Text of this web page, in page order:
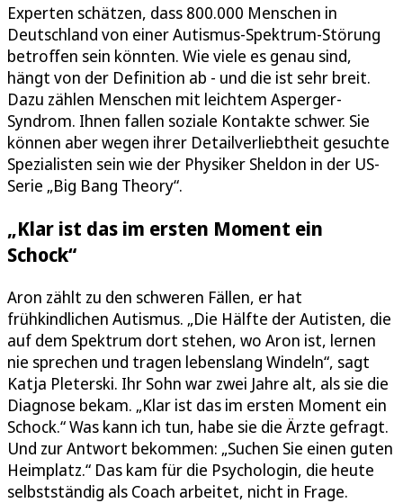
Experten schätzen, dass 800.000 Menschen in
Deutschland von einer Autismus-Spektrum-Störung
betroffen sein könnten. Wie viele es genau sind,
hängt von der Definition ab - und die ist sehr breit.
Dazu zählen Menschen mit leichtem Asperger-
Syndrom. Ihnen fallen soziale Kontakte schwer. Sie
können aber wegen ihrer Detailverliebtheit gesuchte
Spezialisten sein wie der Physiker Sheldon in der US-
Serie „Big Bang Theory“.
„Klar ist das im ersten Moment ein
Schock“
Aron zählt zu den schweren Fällen, er hat
frühkindlichen Autismus. „Die Hälfte der Autisten, die
auf dem Spektrum dort stehen, wo Aron ist, lernen
nie sprechen und tragen lebenslang Windeln“, sagt
Katja Pleterski. Ihr Sohn war zwei Jahre alt, als sie die
Diagnose bekam. „Klar ist das im ersten Moment ein
Schock.“ Was kann ich tun, habe sie die Ärzte gefragt.
Und zur Antwort bekommen: „Suchen Sie einen guten
Heimplatz.“ Das kam für die Psychologin, die heute
selbstständig als Coach arbeitet, nicht in Frage.